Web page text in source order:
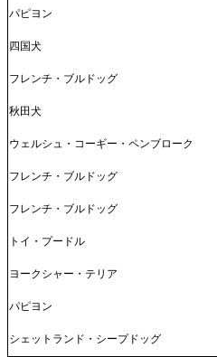
パピヨン
四国犬
フレンチ・ブルドッグ
秋田犬
ウェルシュ・コーギー・ペンブローク
フレンチ・ブルドッグ
フレンチ・ブルドッグ
トイ・プードル
ヨークシャー・テリア
パピヨン
シェットランド・シープドッグ